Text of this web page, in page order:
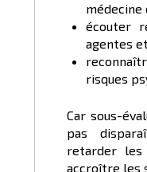
médecine
écouter
agentes
risques
Car sous-
pas
retarder les
accroître les